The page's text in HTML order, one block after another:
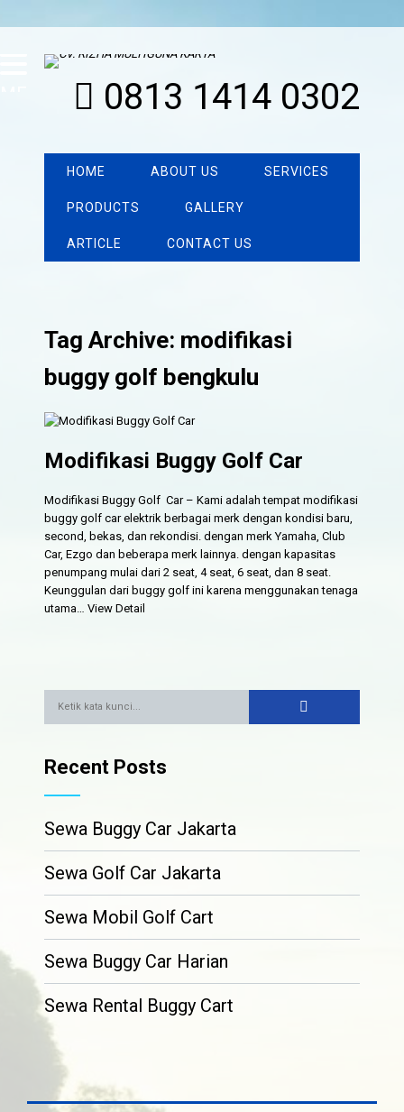
0813 1414 0302
HOME ABOUT US SERVICES
PRODUCTS GALLERY
ARTICLE CONTACT US
Tag Archive: modifikasi
buggy golf bengkulu
Modifikasi Buggy Golf Car
Modifikasi Buggy Golf Car – Kami adalah tempat modifikasi
buggy golf car elektrik berbagai merk dengan kondisi baru,
second, bekas, dan rekondisi. dengan merk Yamaha, Club
Car, Ezgo dan beberapa merk lainnya. dengan kapasitas
penumpang mulai dari 2 seat, 4 seat, 6 seat, dan 8 seat.
Keunggulan dari buggy golf ini karena menggunakan tenaga
utama…View Detail
Recent Posts
Sewa Buggy Car Jakarta
Sewa Golf Car Jakarta
Sewa Mobil Golf Cart
Sewa Buggy Car Harian
Sewa Rental Buggy Cart